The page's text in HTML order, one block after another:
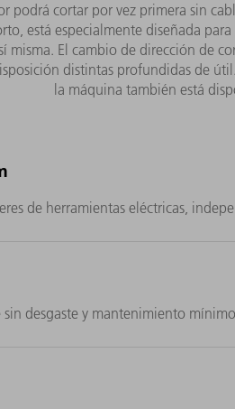
podrá cortar por vez primera sin
está especialmente diseñada
misma. El cambio de dirección de
distintas profundidas de
la máquina también está
de herramientas eléctricas,
desgaste y mantenimiento